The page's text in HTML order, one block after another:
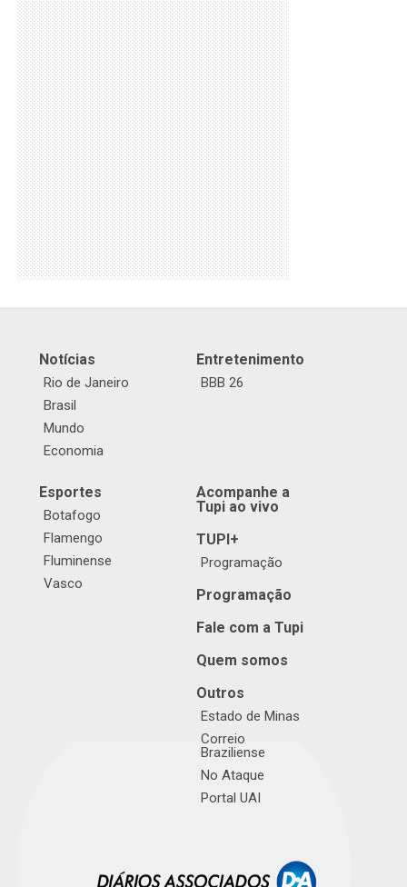
Notícias
Rio de Janeiro
Brasil
Mundo
Economia
Entretenimento
BBB 26
Esportes
Botafogo
Flamengo
Fluminense
Vasco
Acompanhe a
Tupi ao vivo
TUPI+
Programação
Programação
Fale com a Tupi
Quem somos
Outros
Estado de Minas
Correio
Braziliense
No Ataque
Portal UAI